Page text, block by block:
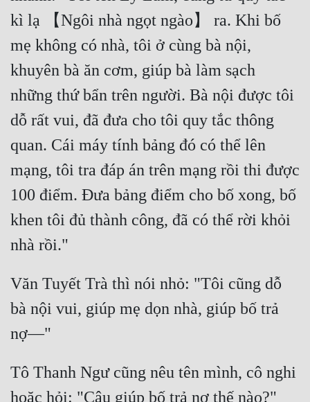
kì lạ 【Ngôi nhà ngọt ngào】 ra. Khi bố
mẹ không có nhà, tôi ở cùng bà nội,
khuyên bà ăn cơm, giúp bà làm sạch
những thứ bẩn trên người. Bà nội được tôi
dỗ rất vui, đã đưa cho tôi quy tắc thông
quan. Cái máy tính bảng đó có thể lên
mạng, tôi tra đáp án trên mạng rồi thi được
100 điểm. Đưa bảng điểm cho bố xong, bố
khen tôi đủ thành công, đã có thể rời khỏi
nhà rồi."
Văn Tuyết Trà thì nói nhỏ: "Tôi cũng dỗ
bà nội vui, giúp mẹ dọn nhà, giúp bố trả
nợ—"
Tô Thanh Ngư cũng nêu tên mình, cô nghi
hoặc hỏi: "Cậu giúp bố trả nợ thế nào?"